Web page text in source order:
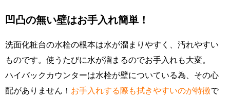
凹凸の無い壁はお手入れ簡単！
洗面化粧台の水栓の根本は水が溜まりやすく、汚れやすい
ものです。使うたびに水が溜まるのでお手入れも大変。
ハイバックカウンターは水栓が壁についている為、その心
配がありません！ お手入れする際も拭きやすいのが特徴で